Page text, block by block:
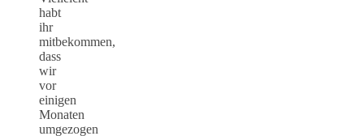
habt
ihr
mitbekommen,
dass
wir
vor
einigen
Monaten
umgezogen